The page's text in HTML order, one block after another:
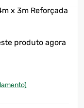
produto agora